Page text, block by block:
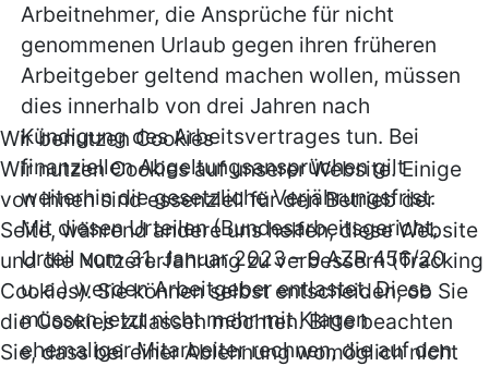
Arbeitnehmer, die Ansprüche für nicht
genommenen Urlaub gegen ihren früheren
Arbeitgeber geltend machen wollen, müssen
dies innerhalb von drei Jahren nach
Kündigung des Arbeitsvertrages tun. Bei
finanziellen Abgeltungsansprüchen gilt
weiterhin die gesetzliche Verjährungsfrist.
Mit diesen Urteilen (Bundesarbeitsgericht,
Urteil vom 31. Januar 2023 – 9 AZR 456/20
u. a.) werden Arbeitgeber entlastet. Diese
müssen jetzt nicht mehr mit Klagen
ehemaliger Mitarbeiter rechnen, die auf den
Wir benutzen Cookies
Wir nutzen Cookies auf unserer Website. Einige
von ihnen sind essenziell für den Betrieb der
Seite, während andere uns helfen, diese Website
und die Nutzererfahrung zu verbessern (Tracking
Cookies). Sie können selbst entscheiden, ob Sie
die Cookies zulassen möchten. Bitte beachten
Sie, dass bei einer Ablehnung womöglich nicht